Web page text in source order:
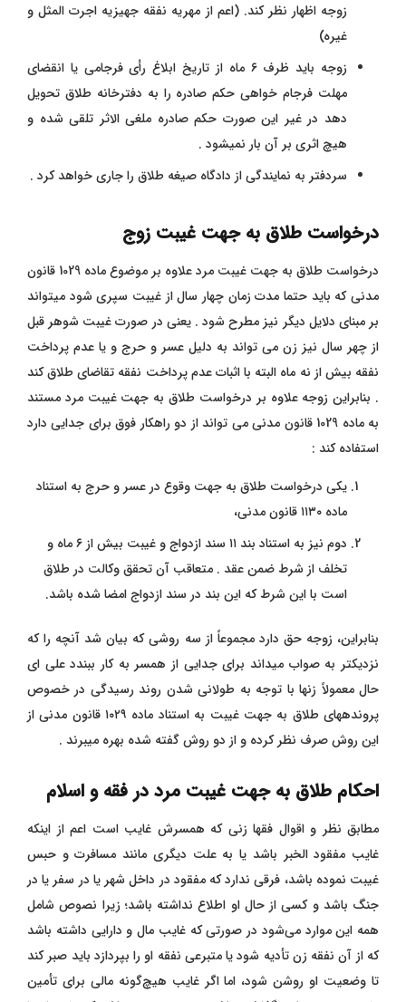
زوجه اظهار نظر کند. (اعم از مهریه نفقه جهیزیه اجرت المثل و
غیره)
زوجه باید ظرف ۶ ماه از تاریخ ابلاغ رأی فرجامی یا انقضای
مهلت فرجام خواهی حکم صادره را به دفترخانه طلاق تحویل
دهد در غیر این صورت حکم صادره ملغى الاثر تلقی شده و
هیچ اثری بر آن بار نمیشود .
سردفتر به نمایندگی از دادگاه صیغه طلاق را جاری خواهد کرد .
درخواست طلاق به جهت غیبت زوج
درخواست طلاق به جهت غیبت مرد علاوه بر موضوع ماده 1029 قانون
مدنی که باید حتما مدت زمان چهار سال از غیبت سپری شود میتواند
بر مبنای دلایل دیگر نیز مطرح شود . یعنی در صورت غیبت شوهر قبل
از چهر سال نیز زن می تواند به دلیل عسر و حرج و یا عدم پرداخت
نفقه بیش از نه ماه البته با اثبات عدم پرداخت نفقه تقاضای طلاق کند
. بنابراین زوجه علاوه بر درخواست طلاق به جهت غیبت مرد مستند
به ماده 1029 قانون مدنی می تواند از دو راهکار فوق برای جدایی دارد
استفاده کند :
یکی درخواست طلاق به جهت وقوع در عسر و حرج به استناد
ماده ۱۱۳۰ قانون مدنی،
دوم نیز به استناد بند ۱۱ سند ازدواج و غیبت بیش از ۶ ماه و
تخلف از شرط ضمن عقد . متعاقب آن تحقق وکالت در طلاق
است با این شرط که این بند در سند ازدواج امضا شده باشد.
بنابراین، زوجه حق دارد مجموعاً از سه روشی که بیان شد آنچه را که
نزدیکتر به صواب میداند برای جدایی از همسر به کار ببندد علی ای
حال معمولاً زنها با توجه به طولانی شدن روند رسیدگی در خصوص
پروندههای طلاق به جهت غیبت به استناد ماده ۱۰۲۹ قانون مدنی از
این روش صرف نظر کرده و از دو روش گفته شده بهره میبرند .
احکام طلاق به جهت غیبت مرد در فقه و اسلام
مطابق نظر و اقوال فقها زنی که همسرش غایب است اعم از اینکه
غایب مفقود الخبر باشد یا به علت دیگری مانند مسافرت و حبس
غیبت نموده باشد، فرقی ندارد که مفقود در داخل شهر یا در سفر یا در
جنگ باشد و کسی از حال او اطلاع نداشته باشد؛‌ زیرا نصوص شامل
همه این موارد می‌شود در صورتی که غایب مال و دارایی داشته باشد
که از آن نفقه زن تأدیه شود یا متبرعی نفقه او را بپردازد باید صبر کند
تا وضعیت او روشن شود، اما اگر غایب هیچ‌گونه مالی برای تأ‌مین